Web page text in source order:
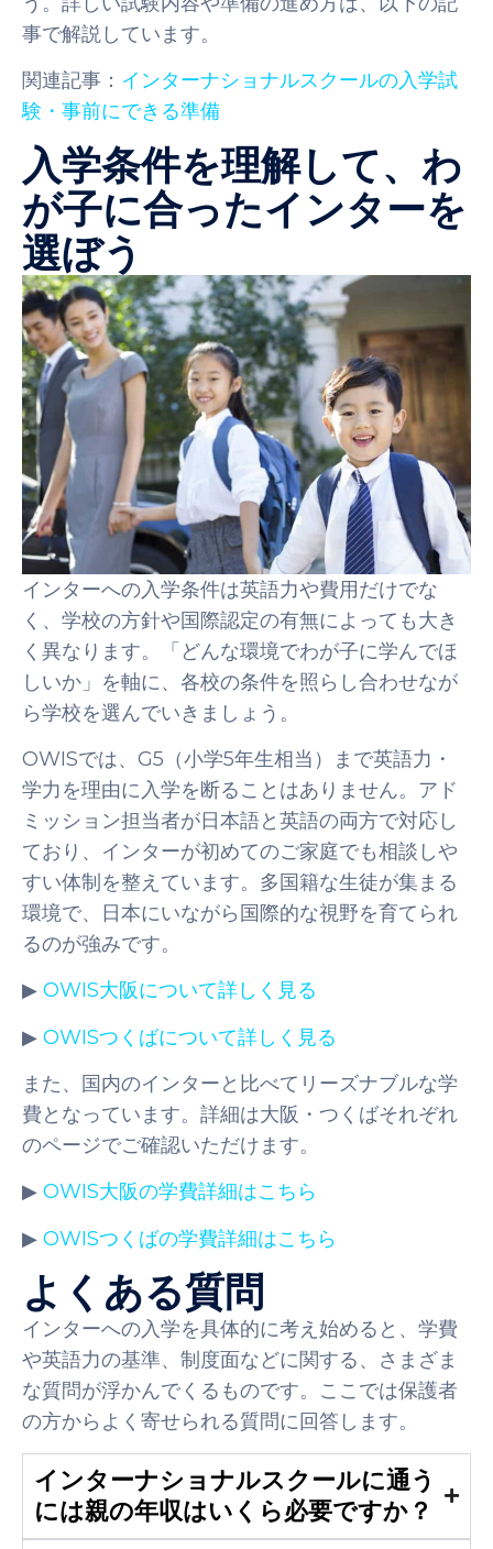
事で解説しています。
関連記事： インターナショナルスクールの入学試
験・事前にできる準備
入学条件を理解して、わ
が子に合ったインターを
選ぼう
インターへの入学条件は英語力や費用だけでな
く、学校の方針や国際認定の有無によっても大き
く異なります。「どんな環境でわが子に学んでほ
しいか」を軸に、各校の条件を照らし合わせなが
ら学校を選んでいきましょう。
OWISでは、G5（小学5年生相当）まで英語力・
学力を理由に入学を断ることはありません。アド
ミッション担当者が日本語と英語の両方で対応し
ており、インターが初めてのご家庭でも相談しや
すい体制を整えています。多国籍な生徒が集まる
環境で、日本にいながら国際的な視野を育てられ
るのが強みです。
▶ OWIS大阪について詳しく見る
▶ OWISつくばについて詳しく見る
また、国内のインターと比べてリーズナブルな学
費となっています。詳細は大阪・つくばそれぞれ
のページでご確認いただけます。
▶ OWIS大阪の学費詳細はこちら
▶ OWISつくばの学費詳細はこちら
よくある質問
インターへの入学を具体的に考え始めると、学費
や英語力の基準、制度面などに関する、さまざま
な質問が浮かんでくるものです。ここでは保護者
の方からよく寄せられる質問に回答します。
インターナショナルスクールに通う
には親の年収はいくら必要ですか？